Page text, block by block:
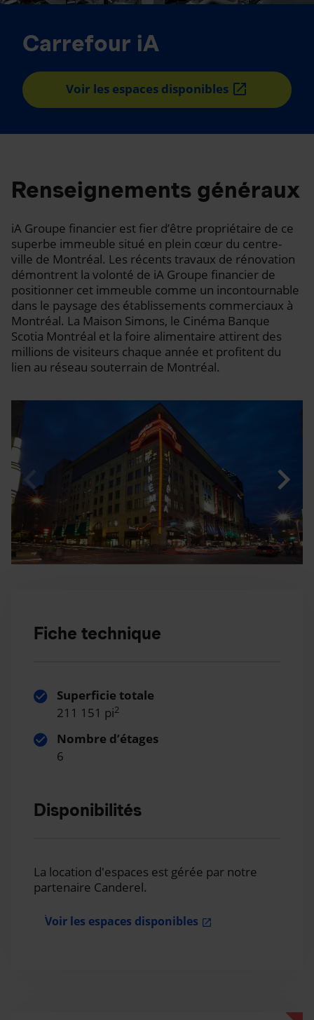
Carrefour iA
Voir les espaces disponibles
Renseignements généraux
iA Groupe financier est fier d’être propriétaire de ce
superbe immeuble situé en plein cœur du centre-
ville de Montréal. Les récents travaux de rénovation
démontrent la volonté de iA Groupe financier de
positionner cet immeuble comme un incontournable
dans le paysage des établissements commerciaux à
Montréal. La Maison Simons, le Cinéma Banque
Scotia Montréal et la foire alimentaire attirent des
millions de visiteurs chaque année et profitent du
lien au réseau souterrain de Montréal.
Fiche technique
Superficie totale
211 151 pi2
Nombre d’étages
6
Disponibilités
La location d'espaces est gérée par notre
partenaire Canderel.
Voir les espaces disponibles